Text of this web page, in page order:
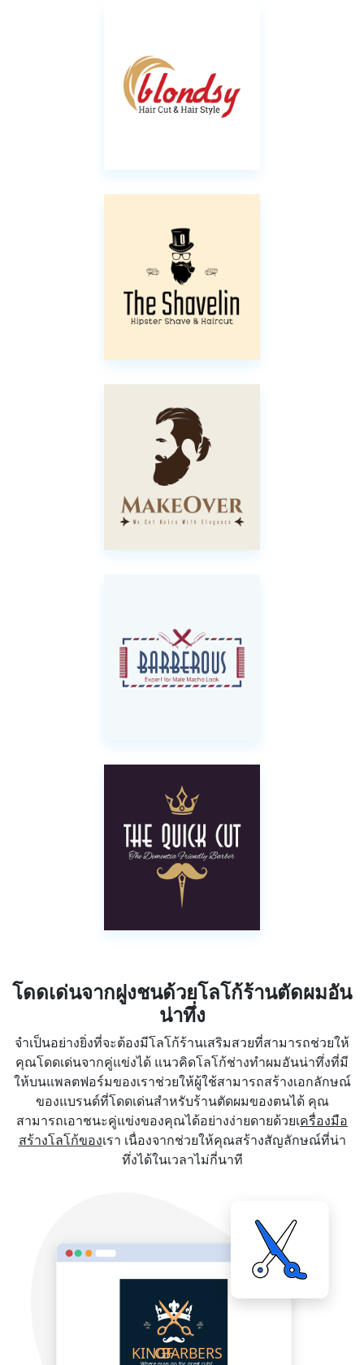
โดดเด่นจากฝูงชนด้วยโลโก้ร้านตัดผมอัน
น่าทึ่ง
จำเป็นอย่างยิ่งที่จะต้องมีโลโก้ร้านเสริมสวยที่สามารถช่วยให้
คุณโดดเด่นจากคู่แข่งได้ แนวคิดโลโก้ช่างทำผมอันน่าทึ่งที่มี
ให้บนแพลตฟอร์มของเราช่วยให้ผู้ใช้สามารถสร้างเอกลักษณ์
ของแบรนด์ที่โดดเด่นสำหรับร้านตัดผมของตนได้ คุณ
สามารถเอาชนะคู่แข่งของคุณได้อย่างง่ายดายด้วยเครื่องมือ
สร้างโลโก้ของเรา เนื่องจากช่วยให้คุณสร้างสัญลักษณ์ที่น่า
ทึ่งได้ในเวลาไม่กี่นาที